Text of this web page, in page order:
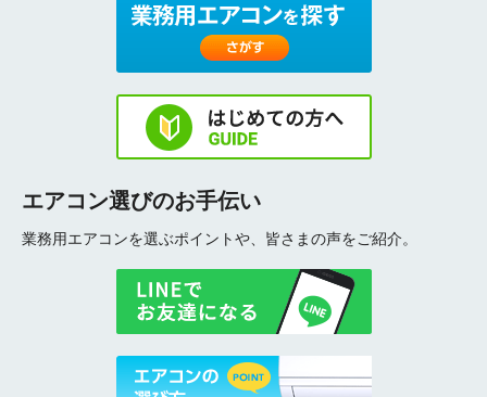
エアコン選びのお手伝い
業務用エアコンを選ぶポイントや、皆さまの声をご紹介。